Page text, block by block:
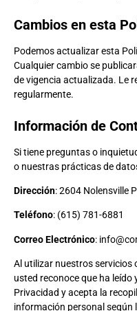
Cambios en esta
Podemos actualizar esta
Cualquier cambio se
de vigencia actualizada. Le
regularmente.
Información de
Si tiene preguntas o
o nuestras prácticas de
Dirección: 2604 Nolensville
Teléfono: (615) 781-6881
Correo Electrónico:
Al utilizar nuestros servicios
usted reconoce que ha
Privacidad y acepta la
información personal según